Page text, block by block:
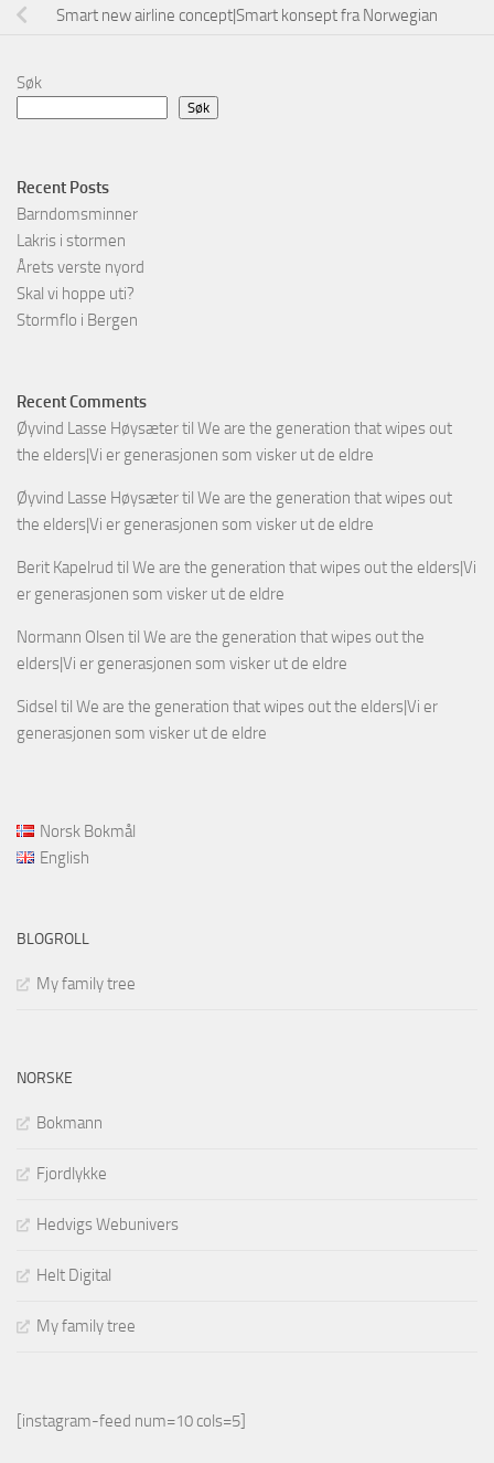
Smart new airline concept|Smart konsept fra Norwegian
Søk
Søk
Recent Posts
Barndomsminner
Lakris i stormen
Årets verste nyord
Skal vi hoppe uti?
Stormflo i Bergen
Recent Comments
Øyvind Lasse Høysætertil We are the generation that wipes out
the elders|Vi er generasjonen som visker ut de eldre
Øyvind Lasse Høysætertil We are the generation that wipes out
the elders|Vi er generasjonen som visker ut de eldre
Berit Kapelrud til We are the generation that wipes out the elders|Vi
er generasjonen som visker ut de eldre
Normann Olsen til We are the generation that wipes out the
elders|Vi er generasjonen som visker ut de eldre
Sidsel til We are the generation that wipes out the elders|Vi er
generasjonen som visker ut de eldre
Norsk Bokmål
English
BLOGROLL
My family tree
NORSKE
Bokmann
Fjordlykke
Hedvigs Webunivers
Helt Digital
My family tree
[instagram-feed num=10 cols=5]